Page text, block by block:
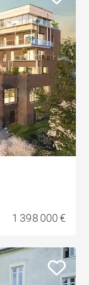
1 398 000 €